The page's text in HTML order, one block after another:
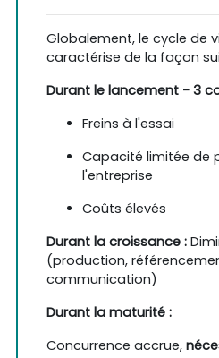
Globalement, le cycle de
caractérise de la façon
Durant le lancement - 3
Freins à l'essai
Capacité limitée de
l'entreprise
Coûts élevés
Durant la croissance :
(production,
communication)
Durant la maturité :
Concurrence accrue,